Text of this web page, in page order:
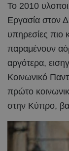
Το 2010
Εργασία στον
υπηρεσίες
παραμένουν
αργότερα,
Κοινωνικό
πρώτο
στην Κύπρο,